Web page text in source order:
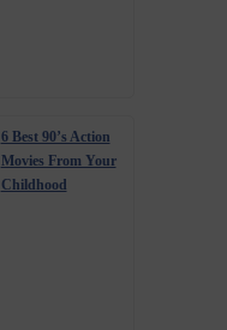
6 Best 90’s Action
Movies From Your
Childhood